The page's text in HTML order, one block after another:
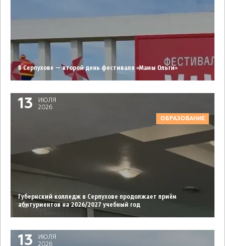
В Серпухове — второй день фестиваля «Мамы Ольги»
13
ИЮЛЯ
2026
ОБРАЗОВАНИЕ
Губернский колледж в Серпухове продолжает приём
абитуриентов на 2026/2027 учебный год
13
ИЮЛЯ
2026